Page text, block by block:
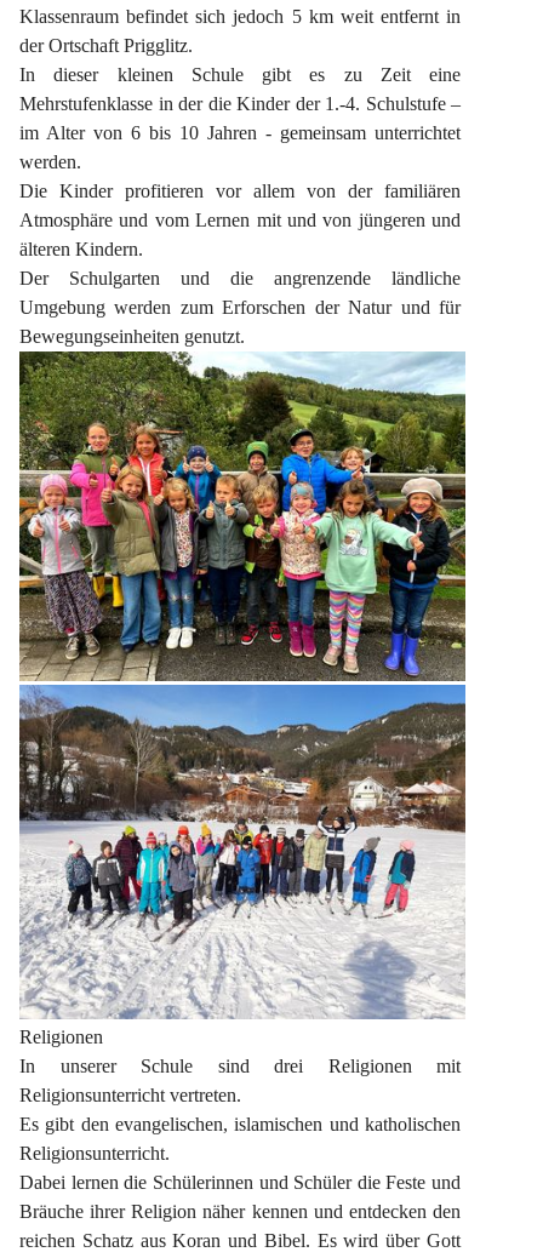
Klassenraum befindet sich jedoch 5 km weit entfernt in
der Ortschaft Prigglitz.
In dieser kleinen Schule gibt es zu Zeit eine
Mehrstufenklasse in der die Kinder der 1.-4. Schulstufe –
im Alter von 6 bis 10 Jahren - gemeinsam unterrichtet
werden.
Die Kinder profitieren vor allem von der familiären
Atmosphäre und vom Lernen mit und von jüngeren und
älteren Kindern.
Der Schulgarten und die angrenzende ländliche
Umgebung werden zum Erforschen der Natur und für
Bewegungseinheiten genutzt.
Religionen
In unserer Schule sind drei Religionen mit
Religionsunterricht vertreten.
Es gibt den evangelischen, islamischen und katholischen
Religionsunterricht.
Dabei lernen die Schülerinnen und Schüler die Feste und
Bräuche ihrer Religion näher kennen und entdecken den
reichen Schatz aus Koran und Bibel. Es wird über Gott